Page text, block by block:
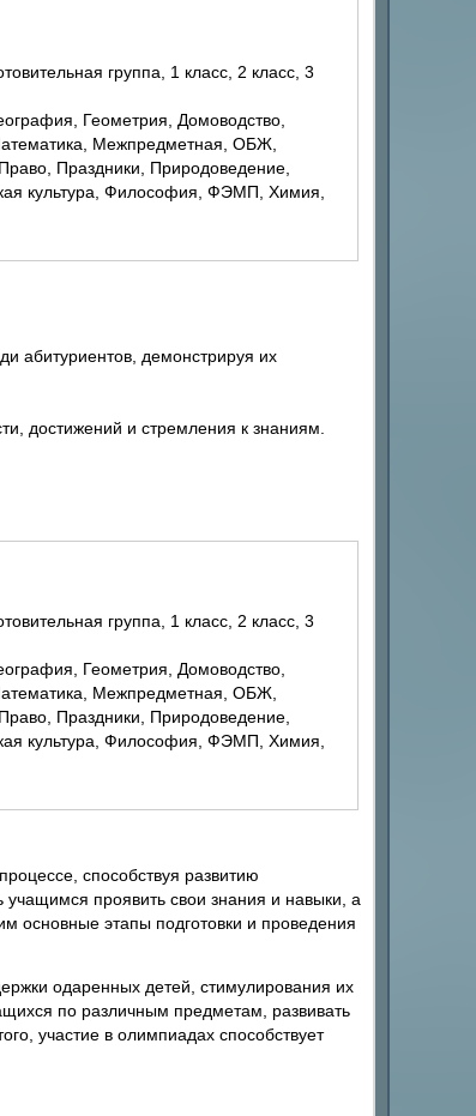
Межпредметная, ОБЖ,
Праздники, Природоведение,
культура, Философия, ФЭМП, Химия,
абитуриентов, демонстрируя их
достижений и стремления к знаниям.
Межпредметная, ОБЖ,
Праздники, Природоведение,
культура, Философия, ФЭМП, Химия,
способствуя развитию
учащимся проявить свои знания и навыки, а
основные этапы подготовки и проведения
одаренных детей, стимулирования их
по различным предметам, развивать
участие в олимпиадах способствует